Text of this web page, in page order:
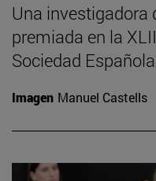
Una investigadora
premiada en la
Sociedad
Imagen Manuel Castells